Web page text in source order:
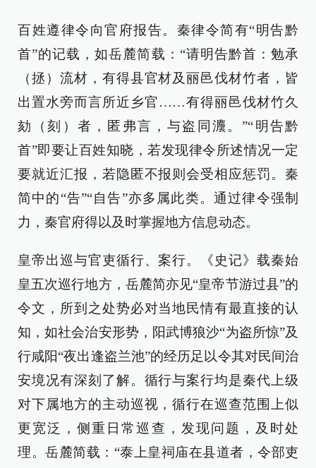
百姓遵律令向官府报告。秦律令简有“明告黔
首”的记载，如岳麓简载：“请明告黔首：勉承
（拯）流材，有得县官材及丽邑伐材竹者，皆
出置水旁而言所近乡官……有得丽邑伐材竹久
劾（刻）者，匿弗言，与盗同灋。”“明告黔
首”即要让百姓知晓，若发现律令所述情况一定
要就近汇报，若隐匿不报则会受相应惩罚。秦
简中的“告”“自告”亦多属此类。通过律令强制
力，秦官府得以及时掌握地方信息动态。
皇帝出巡与官吏循行、案行。《史记》载秦始
皇五次巡行地方，岳麓简亦见“皇帝节游过县”的
令文，所到之处势必对当地民情有最直接的认
知，如社会治安形势，阳武博狼沙“为盗所惊”及
行咸阳“夜出逢盗兰池”的经历足以令其对民间治
安境况有深刻了解。循行与案行均是秦代上级
对下属地方的主动巡视，循行在巡查范围上似
更宽泛，侧重日常巡查，发现问题，及时处
理。岳麓简载：“泰上皇祠庙在县道者，令部吏